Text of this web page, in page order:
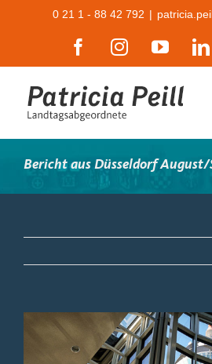
0 21 1 - 88 42 792 |
FacebookInstagram
Bericht aus Düsseldorf